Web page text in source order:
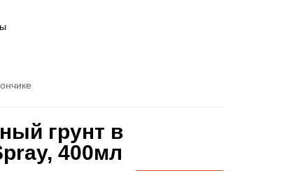
грунт в
400мл